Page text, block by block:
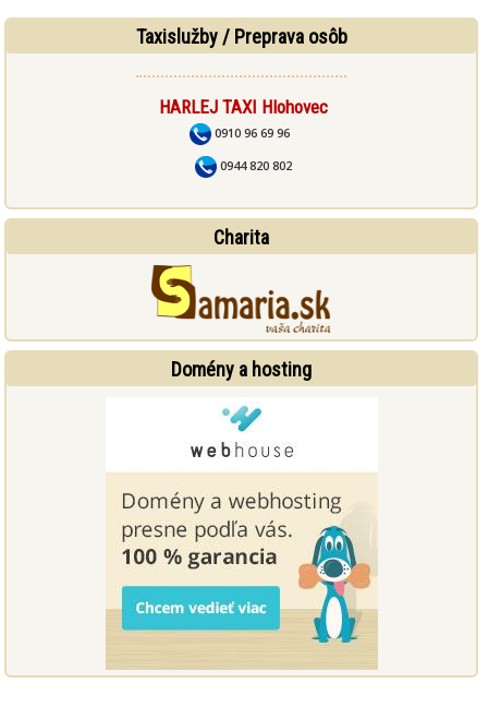
Taxislužby / Preprava osôb
HARLEJ TAXI Hlohovec
0910 96 69 96
0944 820 802
Charita
Domény a hosting